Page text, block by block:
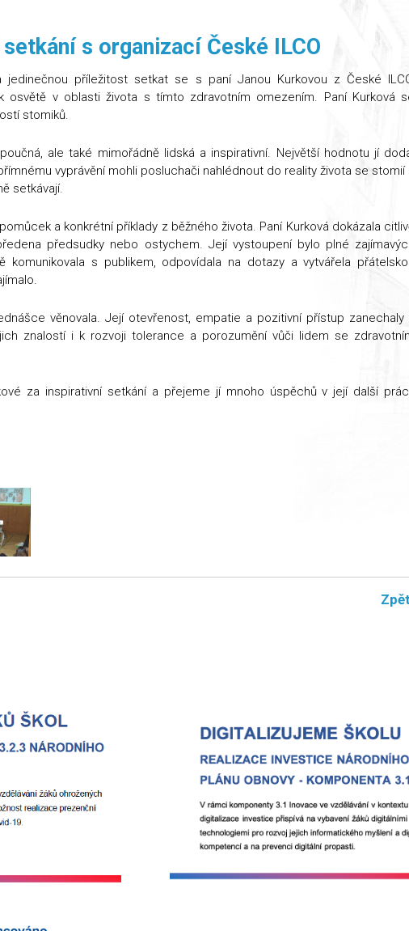
s organizací České ILCO
příležitost setkat se s paní Janou Kurkovou z České
v oblasti života s tímto zdravotním omezením. Paní Kurková
stomiků.
ale také mimořádně lidská a inspirativní. Největší hodnotu jí
vyprávění mohli posluchači nahlédnout do reality života se stomií
setkávají.
a konkrétní příklady z běžného života. Paní Kurková dokázala
předsudky nebo ostychem. Její vystoupení bylo plné
komunikovala s publikem, odpovídala na dotazy a vytvářela
věnovala. Její otevřenost, empatie a pozitivní přístup zanechaly
znalostí i k rozvoji tolerance a porozumění vůči lidem se
za inspirativní setkání a přejeme jí mnoho úspěchů v její další
Zpět